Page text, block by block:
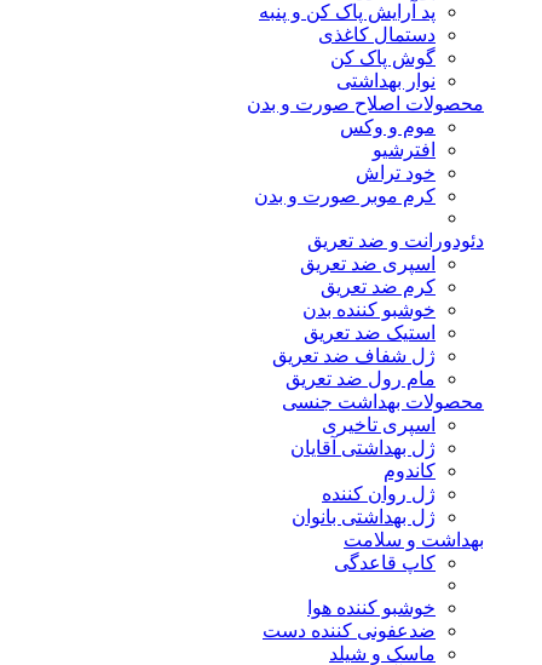
پد آرایش پاک کن و پنبه
دستمال کاغذی
گوش پاک کن
نوار بهداشتی
محصولات اصلاح صورت و بدن
موم و وکس
افترشیو
خود تراش
کرم موبر صورت و بدن
دئودورانت و ضد تعریق
اسپری ضد تعریق
کرم ضد تعریق
خوشبو کننده بدن
استیک ضد تعریق
ژل شفاف ضد تعریق
مام رول ضد تعریق
محصولات بهداشت جنسی
اسپری تاخیری
ژل بهداشتی آقایان
کاندوم
ژل روان کننده
ژل بهداشتی بانوان
بهداشت و سلامت
کاپ قاعدگی
خوشبو کننده هوا
ضدعفونی کننده دست
ماسک و شیلد